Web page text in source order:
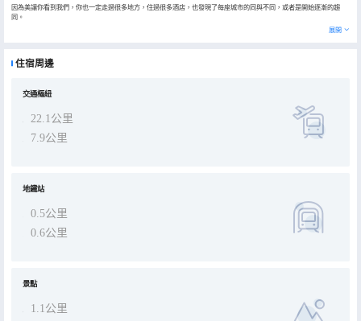
因為美讓你看到我們，你也一定走過很多地方，住過很多酒店，也發現了每座城市的同與不同，或者是開始逐漸的趨
同。
"迷山上“特意選址於重慶豐沛記憶與鮮活生活的深處，安棲在喧嚷商業與老城煙火的交匯之地的屋頂高空之中，是一家
合。
“迷山上”在中國新生代設計師操刀的空間中，用自然主義風格承載這座城市獨有的鮮活氣質，“一對一”的管家服務將滿足
《迷著自知，重山為夢》
“迷山上”的居客在解放碑的頂空中俯瞰看山城的層巒，遙望兩江的流淌；圍着酒店走上一圈，近探遠望，這座城市從明
洪武初年曆經歲月變遷到今天各個時期重要的建築形態一一展現，將記錄重慶數百年曆史的城市肌理如畫軸般於眼前鋪
陳而開。
展開
住宿周邊
交通樞紐
22.1公里
7.9公里
地鐵站
0.5公里
0.6公里
景點
1.1公里